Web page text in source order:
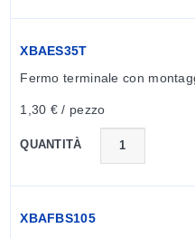
XBAES35T
Fermo terminale con
1,30 € / pezzo
QUANTITÀ
XBAFBS105